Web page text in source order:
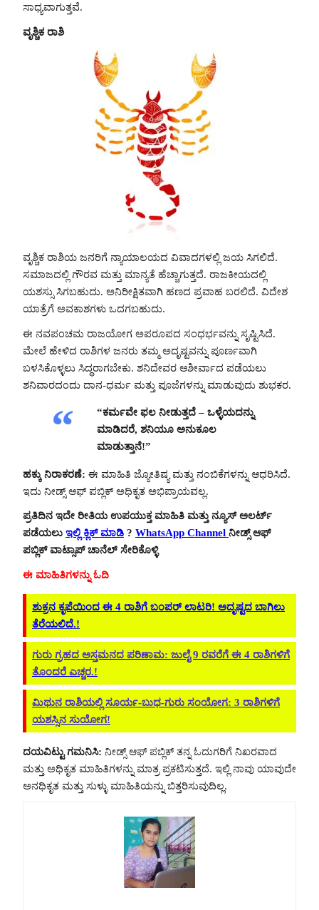
ಸಾಧ್ಯವಾಗುತ್ತವೆ.
ವೃಶ್ಚಿಕ ರಾಶಿ
ವೃಶ್ಚಿಕ ರಾಶಿಯ ಜನರಿಗೆ ನ್ಯಾಯಾಲಯದ ವಿವಾದಗಳಲ್ಲಿ ಜಯ ಸಿಗಲಿದೆ.
ಸಮಾಜದಲ್ಲಿ ಗೌರವ ಮತ್ತು ಮಾನ್ಯತೆ ಹೆಚ್ಚಾಗುತ್ತದೆ. ರಾಜಕೀಯದಲ್ಲಿ
ಯಶಸ್ಸು ಸಿಗಬಹುದು. ಅನಿರೀಕ್ಷಿತವಾಗಿ ಹಣದ ಪ್ರವಾಹ ಬರಲಿದೆ. ವಿದೇಶ
ಯಾತ್ರೆಗೆ ಅವಕಾಶಗಳು ಒದಗಬಹುದು.
ಈ ನವಪಂಚಮ ರಾಜಯೋಗ ಅಪರೂಪದ ಸಂಧರ್ಭವನ್ನು ಸೃಷ್ಟಿಸಿದೆ.
ಮೇಲೆ ಹೇಳಿದ ರಾಶಿಗಳ ಜನರು ತಮ್ಮ ಅದೃಷ್ಟವನ್ನು ಪೂರ್ಣವಾಗಿ
ಬಳಸಿಕೊಳ್ಳಲು ಸಿದ್ಧರಾಗಬೇಕು. ಶನಿದೇವರ ಆಶೀರ್ವಾದ ಪಡೆಯಲು
ಶನಿವಾರದಂದು ದಾನ-ಧರ್ಮ ಮತ್ತು ಪೂಜೆಗಳನ್ನು ಮಾಡುವುದು ಶುಭಕರ.
“ಕರ್ಮವೇ ಫಲ ನೀಡುತ್ತದೆ – ಒಳ್ಳೆಯದನ್ನು
ಮಾಡಿದರೆ, ಶನಿಯೂ ಅನುಕೂಲ
ಮಾಡುತ್ತಾನೆ!”
ಹಕ್ಕು ನಿರಾಕರಣೆ: ಈ ಮಾಹಿತಿ ಜ್ಯೋತಿಷ್ಯ ಮತ್ತು ನಂಬಿಕೆಗಳನ್ನು ಆಧರಿಸಿದೆ.
ಇದು ನೀಡ್ಸ್ ಆಫ್ ಪಬ್ಲಿಕ್ ಅಧಿಕೃತ ಅಭಿಪ್ರಾಯವಲ್ಲ.
ಪ್ರತಿದಿನ ಇದೇ ರೀತಿಯ ಉಪಯುಕ್ತ ಮಾಹಿತಿ ಮತ್ತು ನ್ಯೂಸ್ ಅಲರ್ಟ್
ಪಡೆಯಲು ಇಲ್ಲಿ ಕ್ಲಿಕ್ ಮಾಡಿ ? WhatsApp Channel ನೀಡ್ಸ್ ಆಫ್
ಪಬ್ಲಿಕ್ ವಾಟ್ಸಾಪ್ ಚಾನೆಲ್ ಸೇರಿಕೊಳ್ಳಿ
ಈ ಮಾಹಿತಿಗಳನ್ನು ಓದಿ
ಶುಕ್ರನ ಕೃಪೆಯಿಂದ ಈ 4 ರಾಶಿಗೆ ಬಂಪರ್ ಲಾಟರಿ! ಅದೃಷ್ಟದ ಬಾಗಿಲು
ತೆರೆಯಲಿದೆ.!
ಗುರು ಗ್ರಹದ ಅಸ್ತಮನದ ಪರಿಣಾಮ: ಜುಲೈ 9 ರವರೆಗೆ ಈ 4 ರಾಶಿಗಳಿಗೆ
ತೊಂದರೆ ಎಚ್ಚರ.!
ಮಿಥುನ ರಾಶಿಯಲ್ಲಿ ಸೂರ್ಯ-ಬುಧ-ಗುರು ಸಂಯೋಗ: 3 ರಾಶಿಗಳಿಗೆ
ಯಶಸ್ಸಿನ ಸುಯೋಗ!
ದಯವಿಟ್ಟು ಗಮನಿಸಿ: ನೀಡ್ಸ್ ಆಫ್ ಪಬ್ಲಿಕ್ ತನ್ನ ಓದುಗರಿಗೆ ನಿಖರವಾದ
ಮತ್ತು ಅಧಿಕೃತ ಮಾಹಿತಿಗಳನ್ನು ಮಾತ್ರ ಪ್ರಕಟಿಸುತ್ತದೆ. ಇಲ್ಲಿ ನಾವು ಯಾವುದೇ
ಅನಧಿಕೃತ ಮತ್ತು ಸುಳ್ಳು ಮಾಹಿತಿಯನ್ನು ಬಿತ್ತರಿಸುವುದಿಲ್ಲ.